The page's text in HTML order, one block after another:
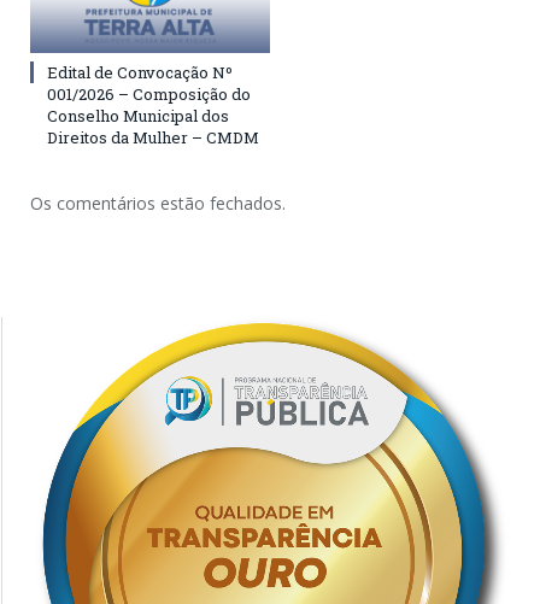
Edital de Convocação Nº
001/2026 – Composição do
Conselho Municipal dos
Direitos da Mulher – CMDM
Os comentários estão fechados.